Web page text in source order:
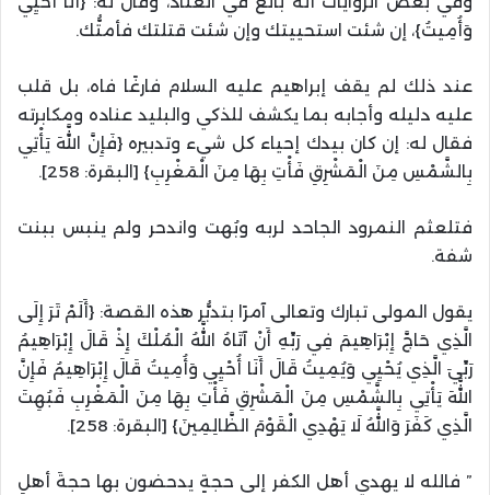
وَأُمِيتُ}، إن شئت استحييتك وإن شئت قتلتك فأمتُّك.
عند ذلك لم يقف إبراهيم عليه السلام فارغًا فاه، بل قلب
عليه دليله وأجابه بما يكشف للذكي والبليد عناده ومكابرته
فقال له: إن كان بيدك إحياء كل شيء وتدبيره {فَإِنَّ اللَّهَ يَأْتِي
بِالشَّمْسِ مِنَ الْمَشْرِقِ فَأْتِ بِهَا مِنَ الْمَغْرِبِ} [البقرة: 258].
فتلعثم النمرود الجاحد لربه وبُهت واندحر ولم ينبس ببنت
شفة.
يقول المولى تبارك وتعالى آمرًا بتدبُّر هذه القصة: {أَلَمْ تَرَ إِلَى
الَّذِي حَاجَّ إِبْرَاهِيمَ فِي رَبِّهِ أَنْ آتَاهُ اللَّهُ الْمُلْكَ إِذْ قَالَ إِبْرَاهِيمُ
رَبِّيَ الَّذِي يُحْيِي وَيُمِيتُ قَالَ أَنَا أُحْيِي وَأُمِيتُ قَالَ إِبْرَاهِيمُ فَإِنَّ
اللَّهَ يَأْتِي بِالشَّمْسِ مِنَ الْمَشْرِقِ فَأْتِ بِهَا مِنَ الْمَغْرِبِ فَبُهِتَ
الَّذِي كَفَرَ وَاللَّهُ لَا يَهْدِي الْقَوْمَ الظَّالِمِينَ} [البقرة: 258].
” فالله لا يهدي أهل الكفر إلى حجةٍ يدحضون بها حجةَ أهلِ